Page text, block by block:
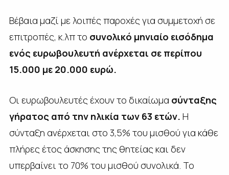
Βέβαια μαζί με λοιπές παροχές για συμμετοχή σε
επιτροπές, κ.λπ το συνολικό μηνιαίο εισόδημα
ενός ευρωβουλευτή ανέρχεται σε περίπου
15.000 με 20.000 ευρώ.
Οι ευρωβουλευτές έχουν το δικαίωμα σύνταξης
γήρατος από την ηλικία των 63 ετών. Η
σύνταξη ανέρχεται στο 3,5% του μισθού για κάθε
πλήρες έτος άσκησης της θητείας και δεν
υπερβαίνει το 70% του μισθού συνολικά. Το